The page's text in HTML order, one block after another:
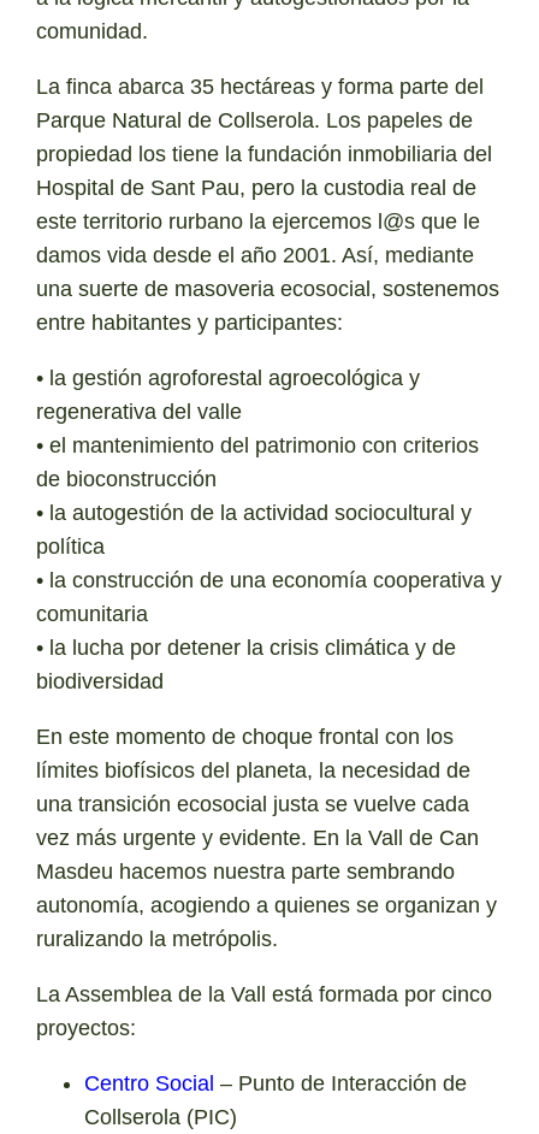
comunidad.
La finca abarca 35 hectáreas y forma parte del
Parque Natural de Collserola. Los papeles de
propiedad los tiene la fundación inmobiliaria del
Hospital de Sant Pau, pero la custodia real de
este territorio rurbano la ejercemos l@s que le
damos vida desde el año 2001. Así, mediante
una suerte de masoveria ecosocial, sostenemos
entre habitantes y participantes:
• la gestión agroforestal agroecológica y
regenerativa del valle
• el mantenimiento del patrimonio con criterios
de bioconstrucción
• la autogestión de la actividad sociocultural y
política
• la construcción de una economía cooperativa y
comunitaria
• la lucha por detener la crisis climática y de
biodiversidad
En este momento de choque frontal con los
límites biofísicos del planeta, la necesidad de
una transición ecosocial justa se vuelve cada
vez más urgente y evidente. En la Vall de Can
Masdeu hacemos nuestra parte sembrando
autonomía, acogiendo a quienes se organizan y
ruralizando la metrópolis.
La Assemblea de la Vall está formada por cinco
proyectos:
Centro Social – Punto de Interacción de
Collserola (PIC)